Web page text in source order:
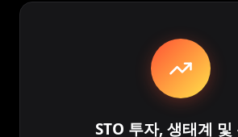
STO 투자, 생태계 및